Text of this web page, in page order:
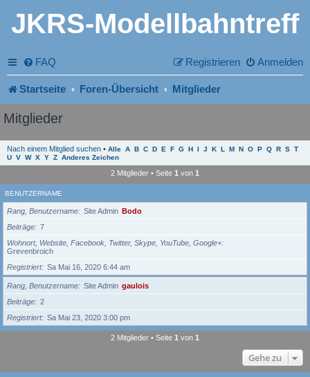
JKRS-Modellbahntreff
FAQ Anmelden
Registrieren
Startseite Foren-Übersicht Mitglieder
Mitglieder
Nach einem Mitglied suchen • Alle A B C D E F G H I J K L M N O P Q R S T
U V W X Y Z Anderes Zeichen
2 Mitglieder • Seite 1 von 1
BENUTZERNAME
Rang, Benutzername Site Admin Bodo
Beiträge
7
Wohnort, Website, Facebook, Twitter, Skype, YouTube, Google+
Grevenbroich
Registriert
Sa Mai 16, 2020 6:44 am
Rang, Benutzername Site Admin gaulois
Beiträge
2
Registriert
Sa Mai 23, 2020 3:00 pm
2 Mitglieder • Seite 1 von 1
Gehe zu